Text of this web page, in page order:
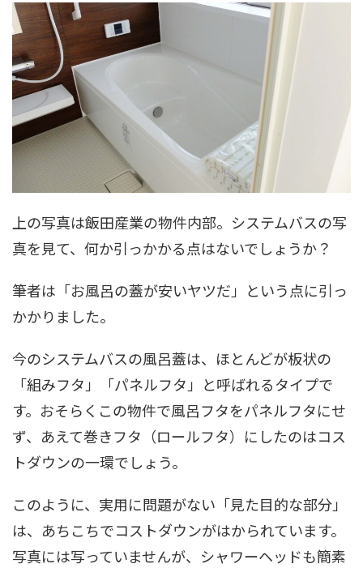
上の写真は飯田産業の物件内部。システムバスの写
真を見て、何か引っかかる点はないでしょうか？
筆者は「お風呂の蓋が安いヤツだ」という点に引っ
かかりました。
今のシステムバスの風呂蓋は、ほとんどが板状の
「組みフタ」「パネルフタ」と呼ばれるタイプで
す。おそらくこの物件で風呂フタをパネルフタにせ
ず、あえて巻きフタ（ロールフタ）にしたのはコス
トダウンの一環でしょう。
このように、実用に問題がない「見た目的な部分」
は、あちこちでコストダウンがはかられています。
写真には写っていませんが、シャワーヘッドも簡素